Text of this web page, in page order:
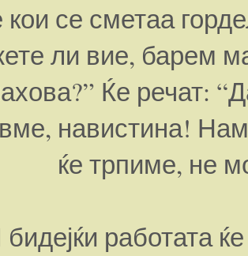
кои се сметаа
ли вие, барем
Ќе речат:
навистина!
ќе трпиме, не
работата